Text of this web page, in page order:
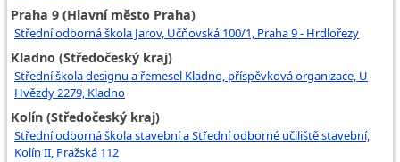
Praha 9 (Hlavní město Praha)
Střední odborná škola Jarov, Učňovská 100/1, Praha 9 - Hrdlořezy
Kladno (Středočeský kraj)
Střední škola designu a řemesel Kladno, příspěvková organizace, U
Hvězdy 2279, Kladno
Kolín (Středočeský kraj)
Střední odborná škola stavební a Střední odborné učiliště stavební,
Kolín II, Pražská 112